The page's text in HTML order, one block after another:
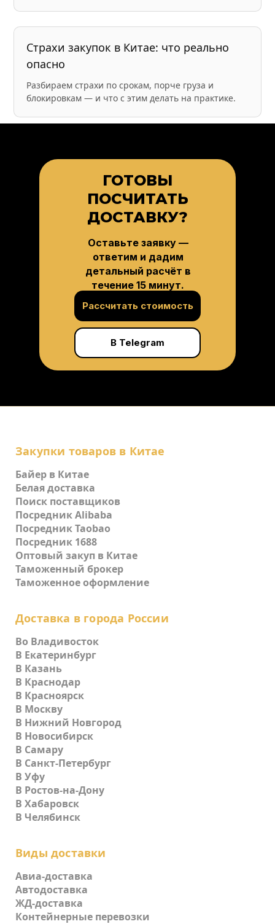
Страхи закупок в Китае: что реально
опасно
Разбираем страхи по срокам, порче груза и
блокировкам — и что с этим делать на практике.
Рассчитать стоимость
В Telegram
ГОТОВЫ
ПОСЧИТАТЬ
ДОСТАВКУ?
Оставьте заявку —
ответим и дадим
детальный расчёт в
течение 15 минут.
Закупки товаров в Китае
Байер в Китае
Белая доставка
Поиск поставщиков
Посредник Alibaba
Посредник Taobao
Посредник 1688
Оптовый закуп в Китае
Таможенный брокер
Таможенное оформление
Доставка в города России
Во Владивосток
В Екатеринбург
В Казань
В Краснодар
В Красноярск
В Москву
В Нижний Новгород
В Новосибирск
В Самару
В Санкт-Петербург
В Уфу
В Ростов-на-Дону
В Хабаровск
В Челябинск
Виды доставки
Авиа-доставка
Автодоставка
ЖД-доставка
Контейнерные перевозки